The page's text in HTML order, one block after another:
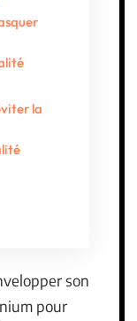
la
son
pour